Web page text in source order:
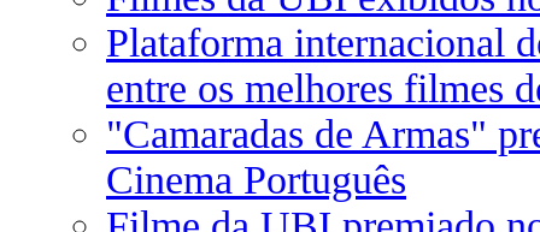
Plataforma internacional
entre os melhores filmes
"Camaradas de Armas"
Cinema Português